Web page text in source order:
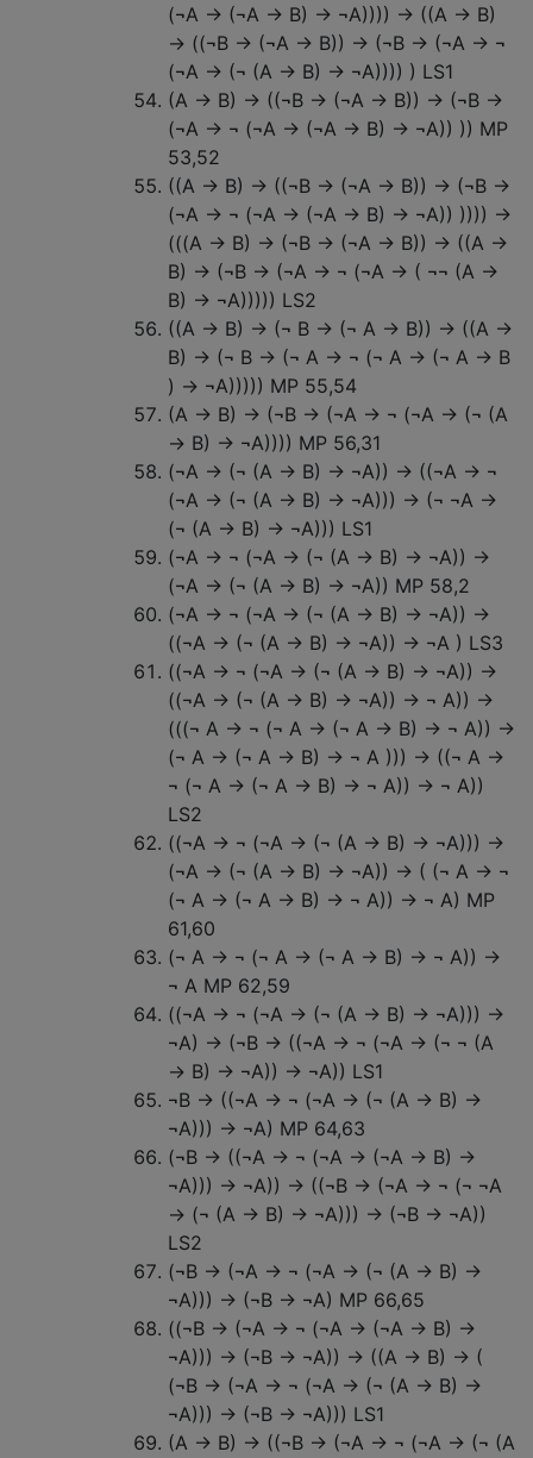
(¬A → (¬A → B) → ¬A)))) → ((A → B)
→ ((¬B → (¬A → B)) → (¬B → (¬A → ¬
(¬A → (¬ (A → B) → ¬A)))) ) LS1
(A → B) → ((¬B → (¬A → B)) → (¬B →
(¬A → ¬ (¬A → (¬A → B) → ¬A)) )) MP
53,52
((A → B) → ((¬B → (¬A → B)) → (¬B →
(¬A → ¬ (¬A → (¬A → B) → ¬A)) )))) →
(((A → B) → (¬B → (¬A → B)) → ((A →
B) → (¬B → (¬A → ¬ (¬A → ( ¬¬ (A →
B) → ¬A))))) LS2
((A → B) → (¬ B → (¬ A → B)) → ((A →
B) → (¬ B → (¬ A → ¬ (¬ A → (¬ A → B
) → ¬A))))) MP 55,54
(A → B) → (¬B → (¬A → ¬ (¬A → (¬ (A
→ B) → ¬A)))) MP 56,31
(¬A → (¬ (A → B) → ¬A)) → ((¬A → ¬
(¬A → (¬ (A → B) → ¬A))) → (¬ ¬A →
(¬ (A → B) → ¬A))) LS1
(¬A → ¬ (¬A → (¬ (A → B) → ¬A)) →
(¬A → (¬ (A → B) → ¬A)) MP 58,2
(¬A → ¬ (¬A → (¬ (A → B) → ¬A)) →
((¬A → (¬ (A → B) → ¬A)) → ¬A ) LS3
((¬A → ¬ (¬A → (¬ (A → B) → ¬A)) →
((¬A → (¬ (A → B) → ¬A)) → ¬ A)) →
(((¬ A → ¬ (¬ A → (¬ A → B) → ¬ A)) →
(¬ A → (¬ A → B) → ¬ A ))) → ((¬ A →
¬ (¬ A → (¬ A → B) → ¬ A)) → ¬ A))
LS2
((¬A → ¬ (¬A → (¬ (A → B) → ¬A))) →
(¬A → (¬ (A → B) → ¬A)) → ( (¬ A → ¬
(¬ A → (¬ A → B) → ¬ A)) → ¬ A) MP
61,60
(¬ A → ¬ (¬ A → (¬ A → B) → ¬ A)) →
¬ A MP 62,59
((¬A → ¬ (¬A → (¬ (A → B) → ¬A))) →
¬A) → (¬B → ((¬A → ¬ (¬A → (¬ ¬ (A
→ B) → ¬A)) → ¬A)) LS1
¬B → ((¬A → ¬ (¬A → (¬ (A → B) →
¬A))) → ¬A) MP 64,63
(¬B → ((¬A → ¬ (¬A → (¬A → B) →
¬A))) → ¬A)) → ((¬B → (¬A → ¬ (¬ ¬A
→ (¬ (A → B) → ¬A))) → (¬B → ¬A))
LS2
(¬B → (¬A → ¬ (¬A → (¬ (A → B) →
¬A))) → (¬B → ¬A) MP 66,65
((¬B → (¬A → ¬ (¬A → (¬A → B) →
¬A))) → (¬B → ¬A)) → ((A → B) → (
(¬B → (¬A → ¬ (¬A → (¬ (A → B) →
¬A))) → (¬B → ¬A))) LS1
(A → B) → ((¬B → (¬A → ¬ (¬A → (¬ (A